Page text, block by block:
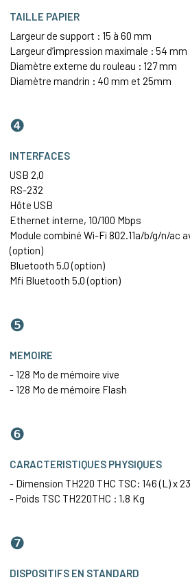
TAILLE PAPIER
Largeur de support : 15 à 60 mm
Largeur d’impression maximale : 54 mm
Diamètre externe du rouleau : 127 mm
Diamètre mandrin : 40 mm et 25mm
❹
INTERFACES
USB 2,0
RS-232
Hôte USB
Ethernet interne, 10/100 Mbps
Module combiné Wi-Fi 802.11a/b/g/n/ac
(option)
Bluetooth 5.0 (option)
Mfi Bluetooth 5.0 (option)
❺
MEMOIRE
- 128 Mo de mémoire vive
- 128 Mo de mémoire Flash
❻
CARACTERISTIQUES PHYSIQUES
- Dimension TH220 THC TSC: 146 (L) x
- Poids TSC TH220THC : 1,8 Kg
❼
DISPOSITIFS EN STANDARD